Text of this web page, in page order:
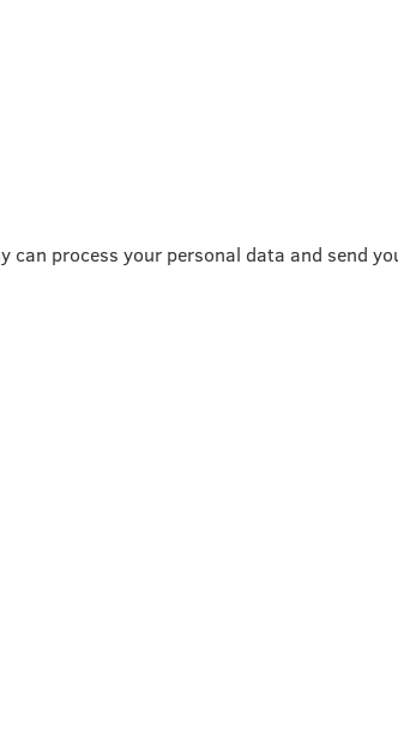
can process your personal data and send